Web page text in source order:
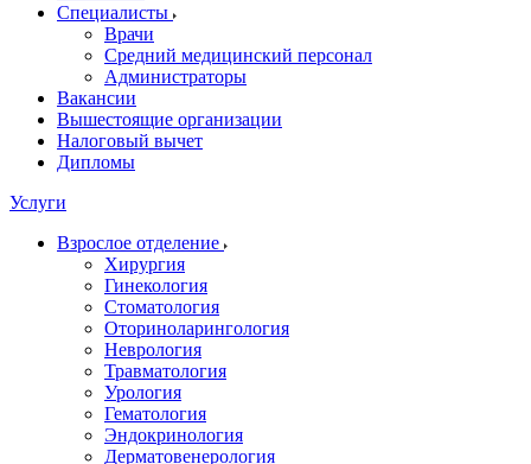
Специалисты
Врачи
Средний медицинский персонал
Администраторы
Вакансии
Вышестоящие организации
Налоговый вычет
Дипломы
Услуги
Взрослое отделение
Хирургия
Гинекология
Стоматология
Оториноларингология
Неврология
Травматология
Урология
Гематология
Эндокринология
Дерматовенерология